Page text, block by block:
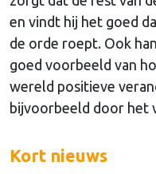
en vindt hij het goed
de orde roept. Ook
goed voorbeeld van
wereld positieve
bijvoorbeeld door het
Kort nieuws